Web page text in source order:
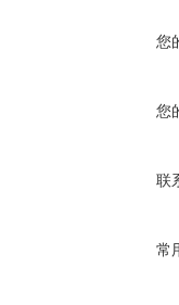
您
您
联
常